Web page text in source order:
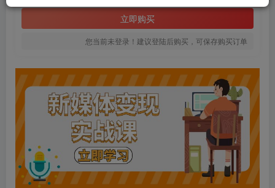
立即购买
您当前未登录！建议登陆后购买，可保存购买订单